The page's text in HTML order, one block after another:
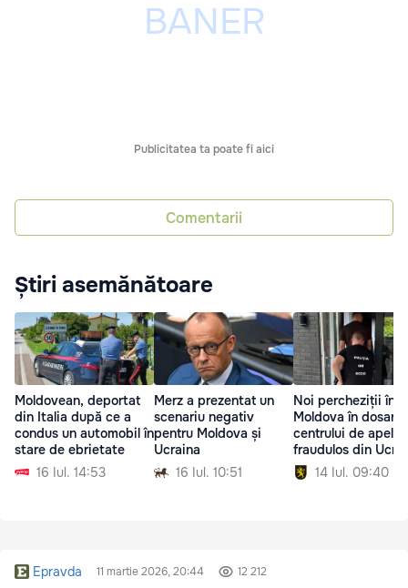
Publicitatea ta poate fi aici
Comentarii
Știri asemănătoare
Moldovean, deportat
din Italia după ce a
condus un automobil în
stare de ebrietate
16 Iul. 14:53
Merz a prezentat un
scenariu negativ
pentru Moldova și
Ucraina
16 Iul. 10:51
Noi percheziții în
Moldova în dosarul
centrului de apel
fraudulos din
14 Iul. 09:40
Epravda 11 martie 2026, 20:44 12 212